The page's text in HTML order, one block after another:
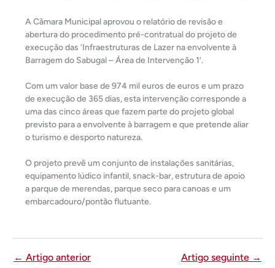
A Câmara Municipal aprovou o relatório de revisão e
abertura do procedimento pré-contratual do projeto de
execução das ‘Infraestruturas de Lazer na envolvente à
Barragem do Sabugal – Área de Intervenção 1’.
Com um valor base de 974 mil euros de euros e um prazo
de execução de 365 dias, esta intervenção corresponde a
uma das cinco áreas que fazem parte do projeto global
previsto para a envolvente à barragem e que pretende aliar
o turismo e desporto natureza.
O projeto prevê um conjunto de instalações sanitárias,
equipamento lúdico infantil, snack-bar, estrutura de apoio
a parque de merendas, parque seco para canoas e um
embarcadouro/pontão flutuante.
← Artigo anterior Artigo seguinte →